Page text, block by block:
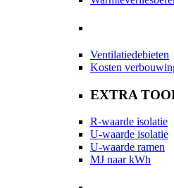
Ventilatiedebieten
Kosten
EXTRA
R-waarde isolatie
U-waarde isolatie
U-waarde ramen
MJ naar kWh